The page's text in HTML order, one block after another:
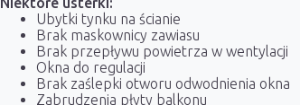
Ubytki tynku na ścianie
Brak maskownicy zawiasu
Brak przepływu powietrza w wentylacji
Okna do regulacji
Brak zaślepki otworu odwodnienia okna
Zabrudzenia płyty balkonu